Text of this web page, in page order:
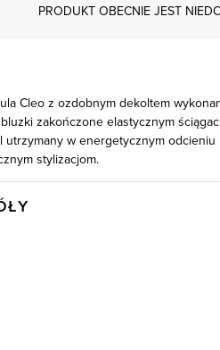
PRODUKT OBECNIE JEST
Cleo z ozdobnym dekoltem
zakończone elastycznym
utrzymany w energetycznym
stylizacjom.